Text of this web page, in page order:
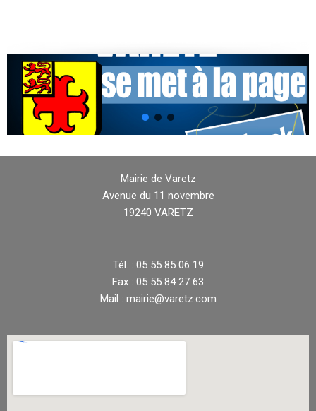
Mairie de Varetz
Avenue du 11 novembre
19240 VARETZ
Tél. : 05 55 85 06 19
Fax : 05 55 84 27 63
Mail : mairie@varetz.com